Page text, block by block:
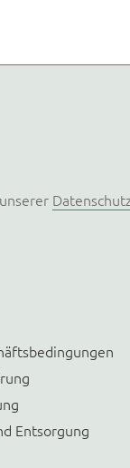
Entsorgung